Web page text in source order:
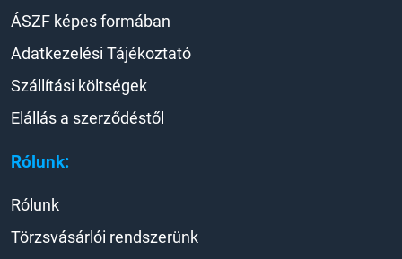
Rólunk:
ÁSZF képes formában
Adatkezelési Tájékoztató
Szállítási költségek
Elállás a szerződéstől
Rólunk
Törzsvásárlói rendszerünk